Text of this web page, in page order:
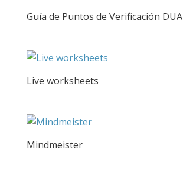
Guía de Puntos de Verificación DUA
Live worksheets
Mindmeister